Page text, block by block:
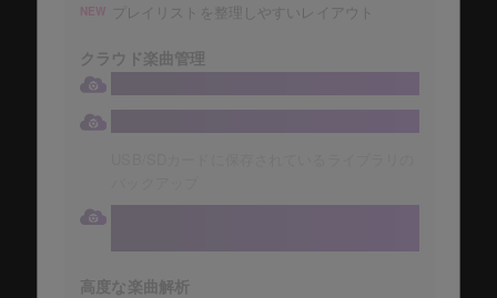
NEW プレイリストを整理しやすいレイアウト
クラウド楽曲管理
高度な楽曲解析